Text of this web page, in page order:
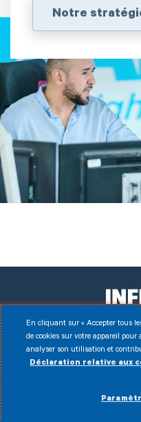
Notre
Facebook
En cliquant sur « Accepter tous
de cookies sur votre appareil
analyser son utilisation et
Déclaration relative aux